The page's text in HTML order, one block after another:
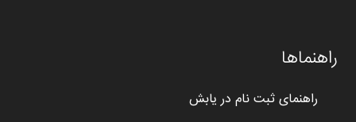
راهنماها
راهنمای ثبت نام در یابش